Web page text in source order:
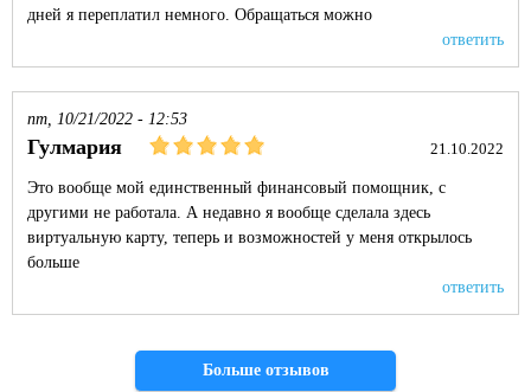
дней я переплатил немного. Обращаться можно
ответить
пт, 10/21/2022 - 12:53
Гулмария 21.10.2022
Это вообще мой единственный финансовый помощник, с
другими не работала. А недавно я вообще сделала здесь
виртуальную карту, теперь и возможностей у меня открылось
больше
ответить
Больше отзывов